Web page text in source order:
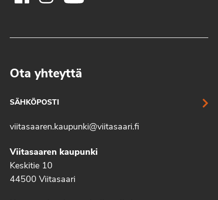
Ota yhteyttä
SÄHKÖPOSTI
viitasaaren.kaupunki@viitasaari.fi
Viitasaaren kaupunki
Keskitie 10
44500 Viitasaari